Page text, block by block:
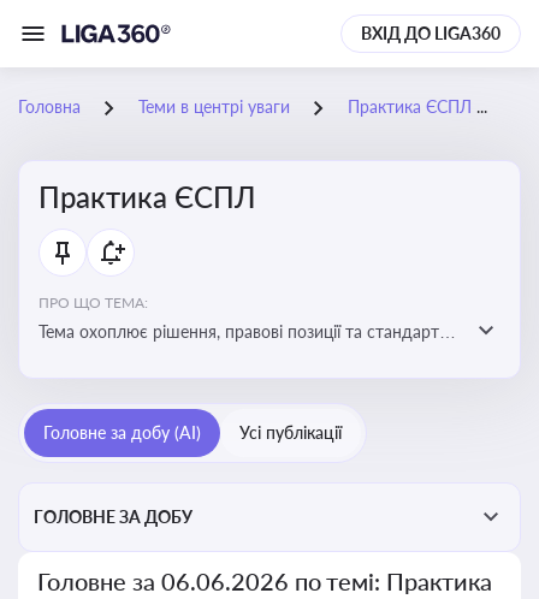
ВХІД ДО LIGA360
Головна Теми в центрі уваги Практика ЄСПЛ
Практика ЄСПЛ
ПРО ЩО ТЕМА:
Тема охоплює рішення, правові позиції та стандарти
Україні
Головне за добу (AI) Усі публікації
ГОЛОВНЕ ЗА ДОБУ
Головне за 06.06.2026 по темі: Практика